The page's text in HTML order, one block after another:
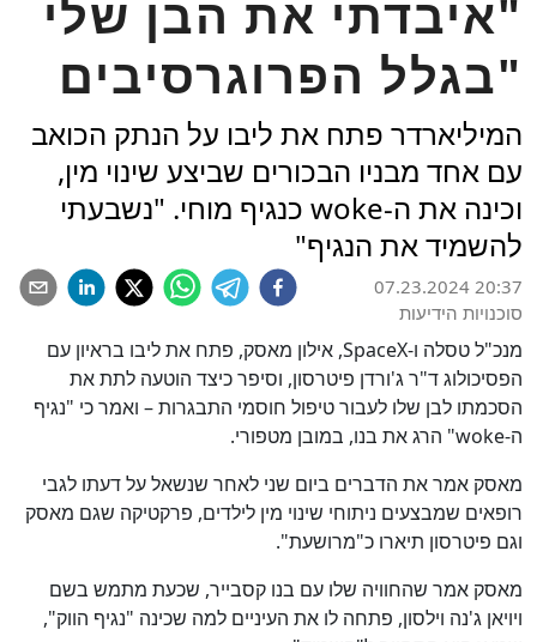
"איבדתי את הבן שלי
בגלל הפרוגרסיבים"
המיליארדר פתח את ליבו על הנתק הכואב
עם אחד מבניו הבכורים שביצע שינוי מין,
וכינה את ה-woke כנגיף מוחי. "נשבעתי
להשמיד את הנגיף"
07.23.2024 20:37
סוכנויות הידיעות
מנכ"ל טסלה ו-SpaceX, אילון מאסק, פתח את ליבו בראיון עם
הפסיכולוג ד"ר ג'ורדן פיטרסון, וסיפר כיצד הוטעה לתת את
הסכמתו לבן שלו לעבור טיפול חוסמי התבגרות – ואמר כי "נגיף
ה-woke" הרג את בנו, במובן מטפורי.
מאסק אמר את הדברים ביום שני לאחר שנשאל על דעתו לגבי
רופאים שמבצעים ניתוחי שינוי מין לילדים, פרקטיקה שגם מאסק
וגם פיטרסון תיארו כ"מרושעת".
מאסק אמר שהחוויה שלו עם בנו קסבייר, שכעת מתמש בשם
ויויאן ג'נה וילסון, פתחה לו את העיניים למה שכינה "נגיף הווק",